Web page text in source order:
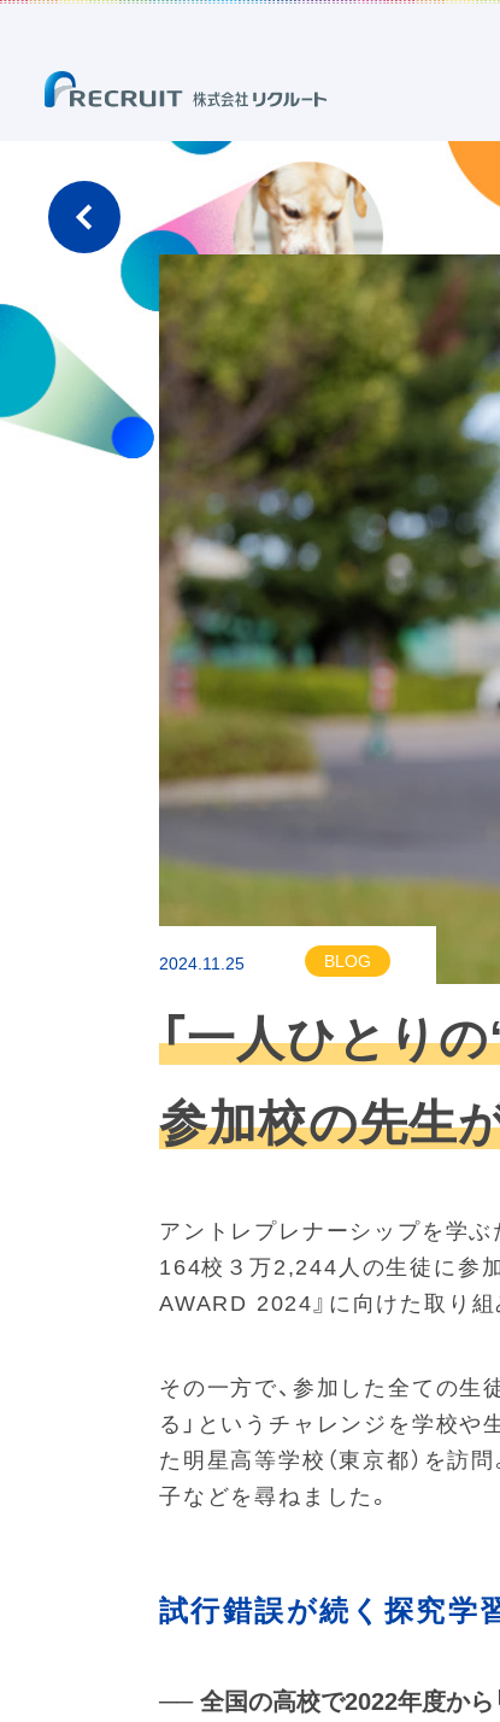
2024.11.25 BLOG
「一人ひとり
参加校の先生
アントレプレナーシップを学ぶ
164校３万2,244人の生徒に参
AWARD 2024』に向けた取り組
その一方で、参加した全ての生
る」というチャレンジを学校や
た明星高等学校（東京都）を訪
子などを尋ねました。
試行錯誤が続く探究学
── 全国の高校で2022年度から